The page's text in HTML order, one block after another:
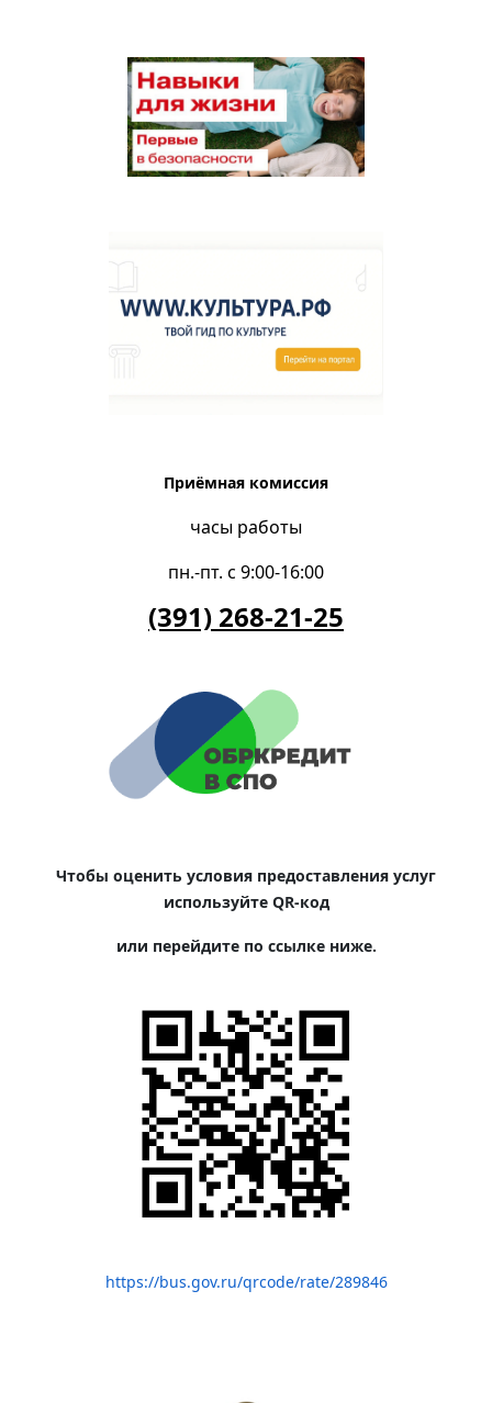
Приёмная комиссия
часы работы
пн.-пт. с 9:00-16:00
(391) 268-21-25
Чтобы оценить условия предоставления услуг
используйте QR-код
или перейдите по ссылке ниже.
https://bus.gov.ru/qrcode/rate/289846